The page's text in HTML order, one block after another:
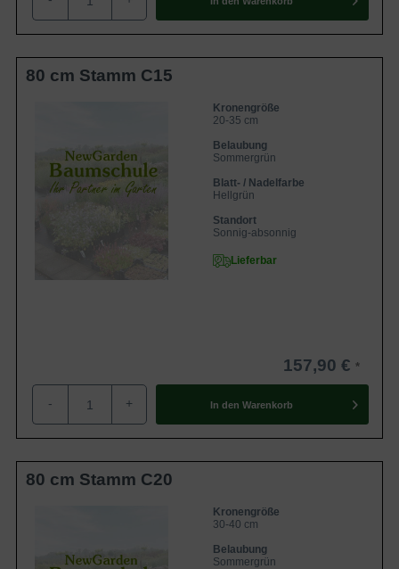
80 cm Stamm C15
Kronengröße
20-35 cm
Belaubung
Sommergrün
Blatt- / Nadelfarbe
Hellgrün
Standort
Sonnig-absonnig
Lieferbar
157,90 €
- + In den Warenkorb
80 cm Stamm C20
Kronengröße
30-40 cm
Belaubung
Sommergrün